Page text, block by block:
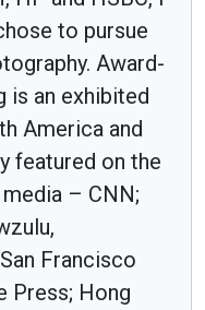
to pursue
Award-
is an exhibited
America and
featured on the
– CNN;
Francisco
Press; Hong